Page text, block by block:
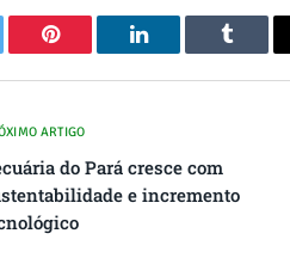
Pinterest
O
Tumblr
ARTIGO
do Pará cresce com
e incremento